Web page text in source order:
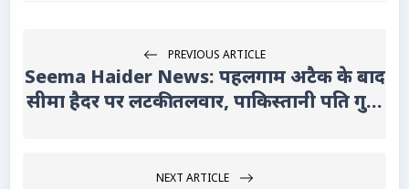
PREVIOUS ARTICLE
Seema Haider News: पहलगाम अटैक के बाद
सीमा हैदर पर लटकी तलवार, पाकिस्तानी पति गु...
NEXT ARTICLE